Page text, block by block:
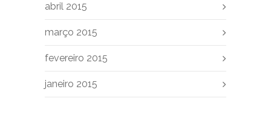
abril 2015
março 2015
fevereiro 2015
janeiro 2015